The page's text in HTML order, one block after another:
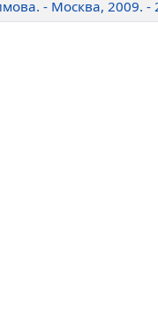
- Москва, 2009. -